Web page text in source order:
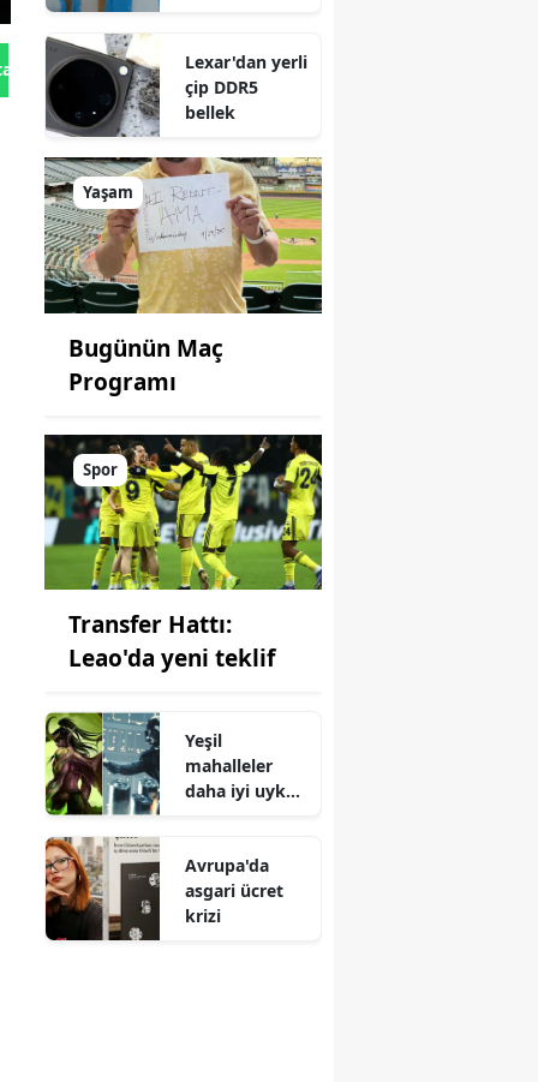
Gönder
Lexar'dan yerli
çip DDR5
bellek
Yaşam
Bugünün Maç
Programı
Spor
Transfer Hattı:
Leao'da yeni teklif
Yeşil
mahalleler
daha iyi uyku
Avrupa'da
asgari ücret
krizi